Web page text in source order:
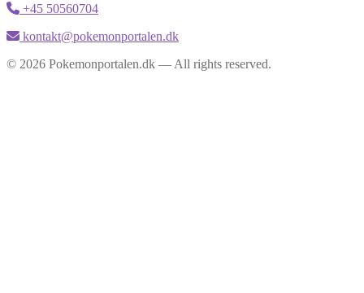
+45 50560704
kontakt@pokemonportalen.dk
© 2026 Pokemonportalen.dk — All rights reserved.